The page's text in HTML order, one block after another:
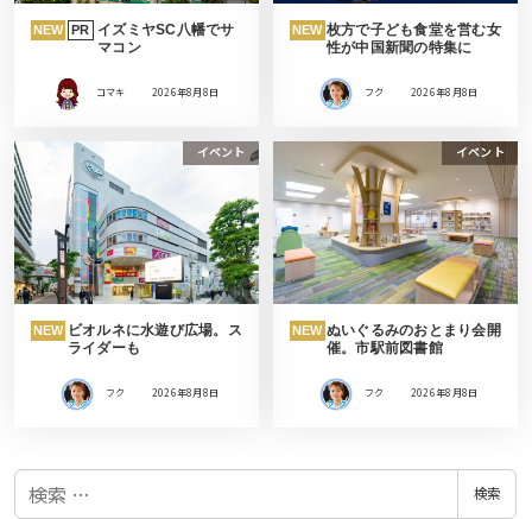
NEW PR
イズミヤSC八幡でサ
マコン
コマキ 2026年8月8日
NEW 枚方で子ども食堂を営む女
性が中国新聞の特集に
フク 2026年8月8日
イベント
NEW ビオルネに水遊び広場。ス
ライダーも
フク 2026年8月8日
イベント
NEW ぬいぐるみのおとまり会開
催。市駅前図書館
フク 2026年8月8日
検
検索